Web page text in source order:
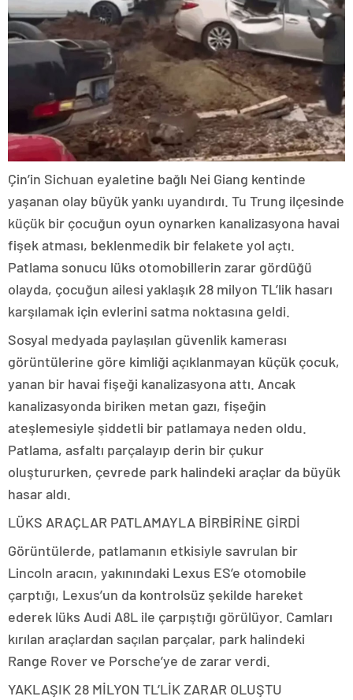
Çin’in Sichuan eyaletine bağlı Nei Giang kentinde
yaşanan olay büyük yankı uyandırdı. Tu Trung ilçesinde
küçük bir çocuğun oyun oynarken kanalizasyona havai
fişek atması, beklenmedik bir felakete yol açtı.
Patlama sonucu lüks otomobillerin zarar gördüğü
olayda, çocuğun ailesi yaklaşık 28 milyon TL’lik hasarı
karşılamak için evlerini satma noktasına geldi.
Sosyal medyada paylaşılan güvenlik kamerası
görüntülerine göre kimliği açıklanmayan küçük çocuk,
yanan bir havai fişeği kanalizasyona attı. Ancak
kanalizasyonda biriken metan gazı, fişeğin
ateşlemesiyle şiddetli bir patlamaya neden oldu.
Patlama, asfaltı parçalayıp derin bir çukur
oluştururken, çevrede park halindeki araçlar da büyük
hasar aldı.
LÜKS ARAÇLAR PATLAMAYLA BİRBİRİNE GİRDİ
Görüntülerde, patlamanın etkisiyle savrulan bir
Lincoln aracın, yakınındaki Lexus ES’e otomobile
çarptığı, Lexus’un da kontrolsüz şekilde hareket
ederek lüks Audi A8L ile çarpıştığı görülüyor. Camları
kırılan araçlardan saçılan parçalar, park halindeki
Range Rover ve Porsche’ye de zarar verdi.
YAKLAŞIK 28 MİLYON TL’LİK ZARAR OLUŞTU